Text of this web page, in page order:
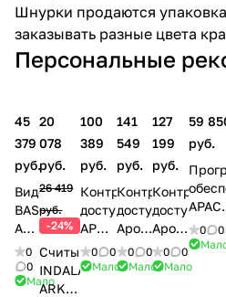
Шнурки продаются
заказывать разные цвета
Персональные
45
379
руб.
Видеодомофон
BAS
AF-
070
0
Мало
20
078
руб.
26 419
руб.
-24%
Считыватель
INDALA
ARK-
100
389
руб.
Контроллер
доступа
APOLLO
AIM-
4SL
0
0
Мало
141
549
руб.
Контроллер
доступа
Apollo
AAN-
100
0
0
Мало
127
199
руб.
доступа
Apollo
AAN-
32N
0
0
Мало
59
руб.
3000
Std-
SRV
0
0